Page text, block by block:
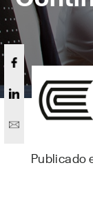
Publicado